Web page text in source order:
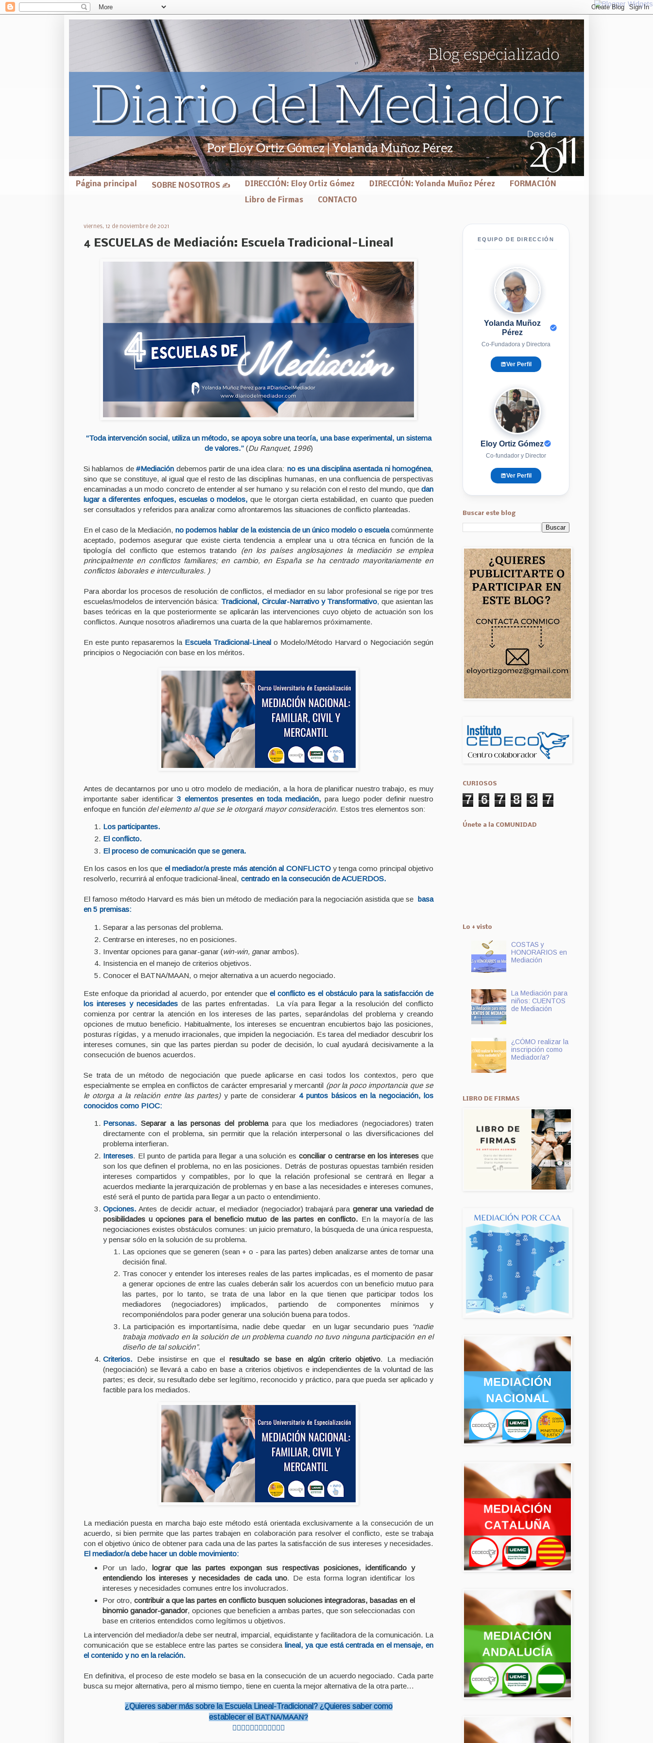
Página principal SOBRE NOSOTROS ✍ DIRECCIÓN: Eloy Ortiz Gómez DIRECCIÓN: Yolanda Muñoz Pérez FORMACIÓN
Libro de Firmas CONTACTO
viernes, 12 de noviembre de 2021
4 ESCUELAS de Mediación: Escuela Tradicional-Lineal
“Toda intervención social, utiliza un método, se apoya sobre una teoría, una base experimental, un sistema
de valores.”(Du Ranquet, 1996)
Si hablamos de#Mediación debemos partir de una idea clara: no es una disciplina asentada ni homogénea,
sino que se constituye, al igual que el resto de las disciplinas humanas, en una confluencia de perspectivas
encaminadas a un modo concreto de entender al ser humano y su relación con el resto del mundo, que dan
lugar a diferentes enfoques, escuelas o modelos, que le otorgan cierta estabilidad, en cuanto que pueden
ser consultados y referidos para analizar como afrontaremos las situaciones de conflicto planteadas.
En el caso de la Mediación,no podemos hablar de la existencia de un único modelo o escuelacomúnmente
aceptado, podemos asegurar que existe cierta tendencia a emplear una u otra técnica en función de la
tipología del conflicto que estemos tratando (en los países anglosajones la mediación se emplea
principalmente en conflictos familiares; en cambio, en España se ha centrado mayoritariamente en
conflictos laborales e interculturales. )
Para abordar los procesos de resolución de conflictos, el mediador en su labor profesional se rige por tres
escuelas/modelos de intervención básica: Tradicional, Circular-Narrativo y Transformativo, que asientan las
bases teóricas en la que posteriormente se aplicarán las intervenciones cuyo objeto de actuación son los
conflictos. Aunque nosotros añadiremos una cuarta de la que hablaremos próximamente.
En este punto repasaremos la Escuela Tradicional-Lineal o Modelo/Método Harvard o Negociación según
principios o Negociación con base en los méritos.
Antes de decantarnos por uno u otro modelo de mediación, a la hora de planificar nuestro trabajo, es muy
importante saber identificar 3 elementos presentes en toda mediación, para luego poder definir nuestro
enfoque en función del elemento al que se le otorgará mayor consideración. Estos tres elementos son:
Los participantes.
El conflicto.
El proceso de comunicación que se genera.
En los casos en los que el mediador/a preste más atención al CONFLICTOy tenga como principal objetivo
resolverlo, recurrirá al enfoque tradicional-lineal, centrado en la consecución de ACUERDOS.
El famoso método Harvard es más bien un método de mediación para la negociación asistida que se basa
en 5 premisas:
Separar a las personas del problema.
Centrarse en intereses, no en posiciones.
Inventar opciones para ganar-ganar (win-win, ganar ambos).
Insistencia en el manejo de criterios objetivos.
Conocer el BATNA/MAAN, o mejor alternativa a un acuerdo negociado.
Este enfoque da prioridad al acuerdo, por entender que el conflicto es el obstáculo para la satisfacción de
los intereses y necesidades de las partes enfrentadas. La vía para llegar a la resolución del conflicto
comienza por centrar la atención en los intereses de las partes, separándolas del problema y creando
opciones de mutuo beneficio. Habitualmente, los intereses se encuentran encubiertos bajo las posiciones,
posturas rígidas, y a menudo irracionales, que impiden la negociación. Es tarea del mediador descubrir los
intereses comunes, sin que las partes pierdan su poder de decisión, lo cual ayudará decisivamente a la
consecución de buenos acuerdos.
Se trata de un método de negociación que puede aplicarse en casi todos los contextos, pero que
especialmente se emplea en conflictos de carácter empresarial y mercantil (por la poco importancia que se
le otorga a la relación entre las partes) y parte de considerar 4 puntos básicos en la negociación, los
conocidos como PIOC:
Personas. Separar a las personas del problemapara que los mediadores (negociadores) traten
directamente con el problema, sin permitir que la relación interpersonal o las diversificaciones del
problema interfieran.
Intereses. El punto de partida para llegar a una solución esconciliar o centrarse en los intereses que
son los que definen el problema, no en las posiciones. Detrás de posturas opuestas también residen
intereses compartidos y compatibles, por lo que la relación profesional se centrará en llegar a
acuerdos mediante la jerarquización de problemas y en base a las necesidades e intereses comunes,
esté será el punto de partida para llegar a un pacto o entendimiento.
Opciones. Antes de decidir actuar, el mediador (negociador) trabajará para generar una variedad de
posibilidades u opciones para el beneficio mutuo de las partes en conflicto. En la mayoría de las
negociaciones existes obstáculos comunes: un juicio prematuro, la búsqueda de una única respuesta,
y pensar sólo en la solución de su problema.
Las opciones que se generen (sean + o - para las partes) deben analizarse antes de tomar una
decisión final.
Tras conocer y entender los intereses reales de las partes implicadas, es el momento de pasar
a generar opciones de entre las cuales deberán salir los acuerdos con un beneficio mutuo para
las partes, por lo tanto, se trata de una labor en la que tienen que participar todos los
mediadores (negociadores) implicados, partiendo de componentes mínimos y
recomponiéndolos para poder generar una solución buena para todos.
La participación es importantísima, nadie debe quedar en un lugar secundario pues “nadie
trabaja motivado en la solución de un problema cuando no tuvo ninguna participación en el
diseño de tal solución”.
Criterios.
Debe insistirse en que el resultado se base en algún criterio objetivo. La mediación
(negociación) se llevará a cabo en base a criterios objetivos e independientes de la voluntad de las
partes; es decir, su resultado debe ser legítimo, reconocido y práctico, para que pueda ser aplicado y
factible para los mediados.
La mediación puesta en marcha bajo este método está orientada exclusivamente a la consecución de un
acuerdo, si bien permite que las partes trabajen en colaboración para resolver el conflicto, este se trabaja
con el objetivo único de obtener para cada una de las partes la satisfacción de sus intereses y necesidades.
El mediador/a debe hacer un doble movimiento:
Por un lado, lograr que las partes expongan sus respectivas posiciones, identificando y
entendiendo los intereses y necesidades de cada uno. De esta forma logran identificar los
intereses y necesidades comunes entre los involucrados.
Por otro, contribuir a que las partes en conflicto busquen soluciones integradoras, basadas en el
binomio ganador-ganador, opciones que beneficien a ambas partes, que son seleccionadas con
base en criterios entendidos como legítimos u objetivos.
La intervención del mediador/a debe ser neutral, imparcial, equidistante y facilitadora de la comunicación. La
comunicación que se establece entre las partes se considera lineal, ya que está centrada en el mensaje, en
el contenido y no en la relación.
En definitiva, el proceso de este modelo se basa en la consecución de un acuerdo negociado. Cada parte
busca su mejor alternativa, pero al mismo tiempo, tiene en cuenta la mejor alternativa de la otra parte...
¿Quieres saber más sobre la Escuela Lineal-Tradicional? ¿Quieres saber como
establecerel BATNA/MAAN?
👇🏻👇🏻👇🏻👇🏻👇🏻👇🏻
EQUIPO DE DIRECCIÓN
YM
Yolanda Muñoz
Pérez
Co-Fundadora y Directora
Ver Perfil
EG
Eloy Ortiz Gómez
Co-fundador y Director
Ver Perfil
Buscar este blog
CURIOSOS
7 6 7 8 3 7
Únete a la COMUNIDAD
Lo + visto
COSTAS y
HONORARIOS en
Mediación
La Mediación para
niños: CUENTOS
de Mediación
¿CÓMO realizar la
inscripción como
Mediador/a?
LIBRO DE FIRMAS